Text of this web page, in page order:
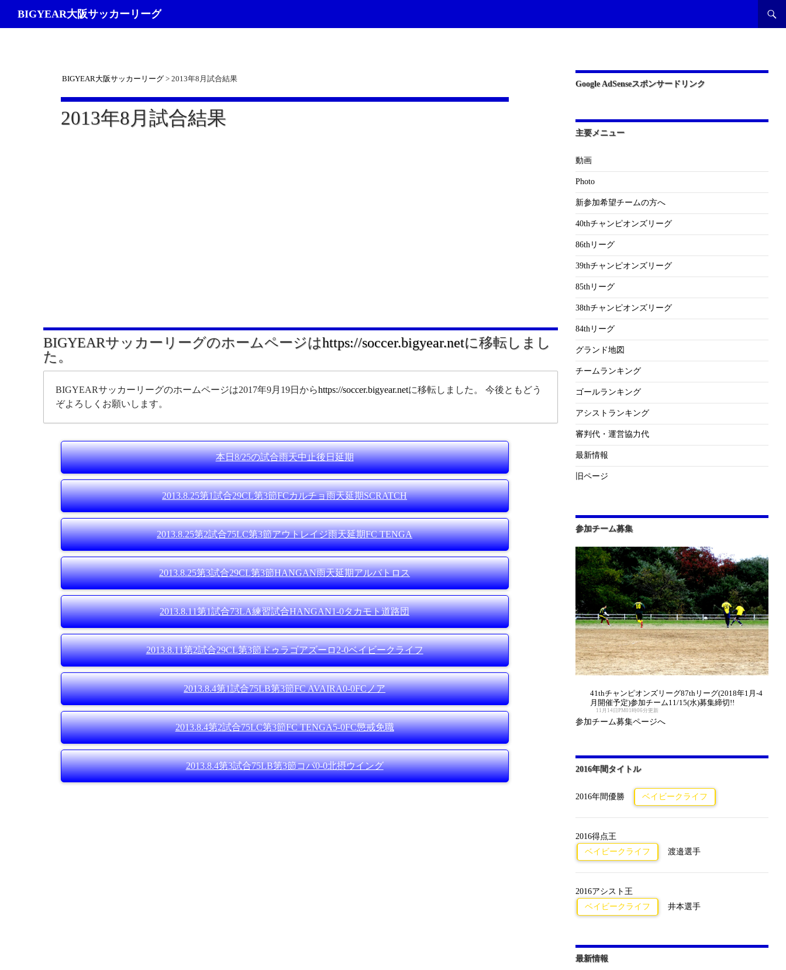
BIGYEAR大阪サッカーリーグ
BIGYEAR大阪サッカーリーグ> 2013年8月試合結果
2013年8月試合結果
BIGYEARサッカーリーグのホームページはhttps://soccer.bigyear.netに移転しまし
た。
BIGYEARサッカーリーグのホームページは2017年9月19日からhttps://soccer.bigyear.netに移転しました。 今後ともどう
ぞよろしくお願いします。
本日8/25の試合雨天中止後日延期
2013.8.25第1試合29CL第3節FCカルチョ雨天延期SCRATCH
2013.8.25第2試合75LC第3節アウトレイジ雨天延期FC TENGA
2013.8.25第3試合29CL第3節HANGAN雨天延期アルバトロス
2013.8.11第1試合73LA練習試合HANGAN1-0タカモト道路団
2013.8.11第2試合29CL第3節ドゥラゴアズーロ2-0ベイビークライフ
2013.8.4第1試合75LB第3節FC AVAIRA0-0FCノア
2013.8.4第2試合75LC第3節FC TENGA5-0FC懲戒免職
2013.8.4第3試合75LB第3節コパ0-0北摂ウイング
Google AdSenseスポンサードリンク
主要メニュー
動画
Photo
新参加希望チームの方へ
40thチャンピオンズリーグ
86thリーグ
39thチャンピオンズリーグ
85thリーグ
38thチャンピオンズリーグ
84thリーグ
グランド地図
チームランキング
ゴールランキング
アシストランキング
審判代・運営協力代
最新情報
旧ページ
参加チーム募集
41thチャンピオンズリーグ87thリーグ(2018年1月-4
月開催予定)参加チーム11/15(水)募集締切!!
11月14日PM01時06分更新
参加チーム募集ページへ
2016年間タイトル
2016年間優勝 ベイビークライフ
2016得点王
ベイビークライフ
渡邉選手
2016アシスト王
ベイビークライフ
井本選手
最新情報